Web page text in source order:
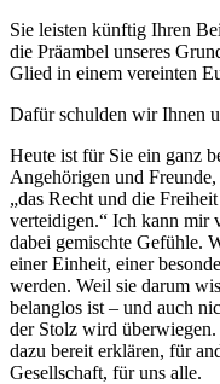
Sie leisten künftig Ihren
die Präambel unseres
Glied in einem vereinten
Dafür schulden wir Ihnen
Heute ist für Sie ein ganz
Angehörigen und
„das Recht und die
verteidigen.“ Ich kann mir
dabei gemischte Gefühle.
einer Einheit, einer
werden. Weil sie darum
belanglos ist – und auch
der Stolz wird
dazu bereit erklären, für
Gesellschaft, für uns alle.